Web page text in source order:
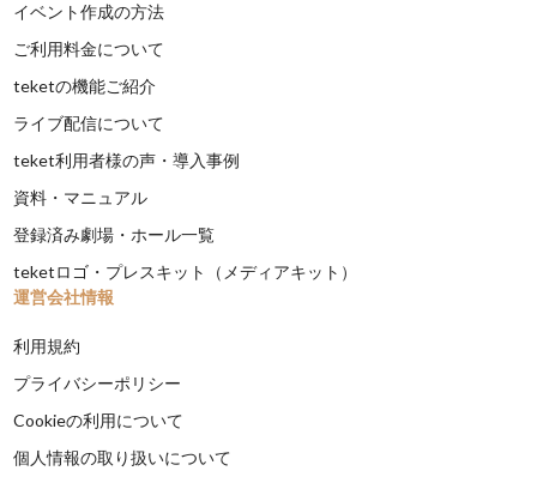
イベント作成の方法
ご利用料金について
teketの機能ご紹介
ライブ配信について
teket利用者様の声・導入事例
資料・マニュアル
登録済み劇場・ホール一覧
teketロゴ・プレスキット（メディアキット）
運営会社情報
利用規約
プライバシーポリシー
Cookieの利用について
個人情報の取り扱いについて